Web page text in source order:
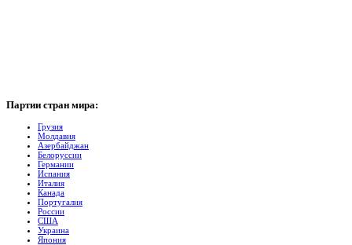
Партии стран мира:
Грузия
Молдавия
Азербайджан
Белоруссии
Германии
Испания
Италия
Канада
Португалия
России
США
Украина
Япония